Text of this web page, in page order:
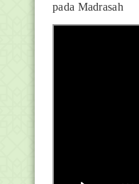
pada Madrasah